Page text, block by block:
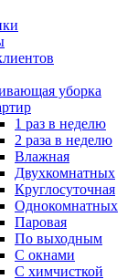
уборка
1 раз в неделю
2 раза в неделю
Влажная
Двухкомнатных
Круглосуточная
Однокомнатных
Паровая
По выходным
С окнами
С химчисткой